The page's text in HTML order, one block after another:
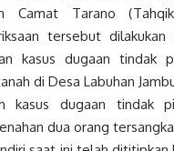
Camat Tarano
tersebut
kasus dugaan tindak
di Desa Labuhan
kasus dugaan tindak
dua orang